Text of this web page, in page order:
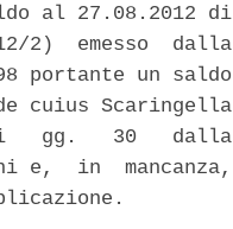
al 27.08.2012 di
2)  emesso  dalla
portante un saldo
cuius Scaringella
gg.   30   dalla
e,  in  mancanza,